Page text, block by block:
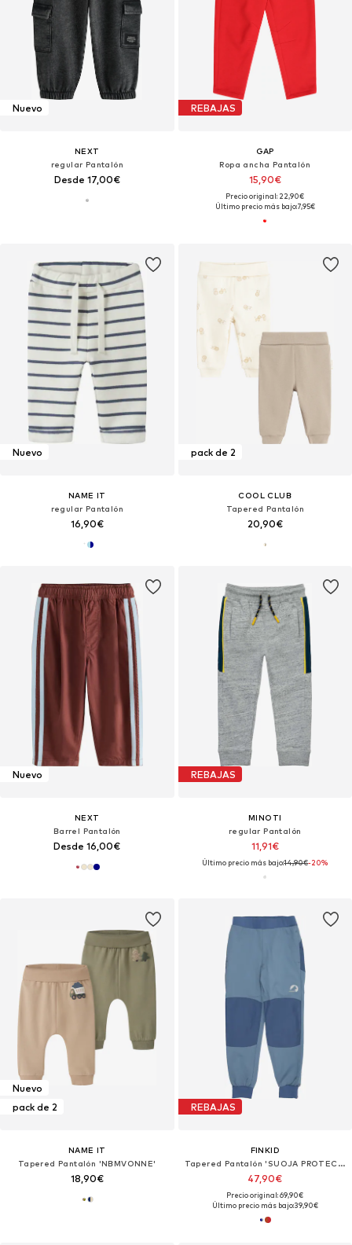
Nuevo
NEXT
regular Pantalón
Desde 17,00€
REBAJAS
GAP
Ropa ancha Pantalón
15,90€
Precio original: 22,90€
Último precio más bajo:7,95€
Nuevo
NAME IT
regular Pantalón
16,90€
pack de 2
COOL CLUB
Tapered Pantalón
20,90€
Nuevo
NEXT
Barrel Pantalón
Desde 16,00€
REBAJAS
MINOTI
regular Pantalón
11,91€
Último precio más bajo:14,90€-20%
Nuevo
pack de 2
NAME IT
Tapered Pantalón 'NBMVONNE'
18,90€
REBAJAS
FINKID
Tapered Pantalón 'SUOJA PROTECT'
47,90€
Precio original: 69,90€
Último precio más bajo:39,90€